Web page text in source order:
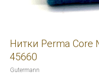
Нитки Perma
45660
Gutermann